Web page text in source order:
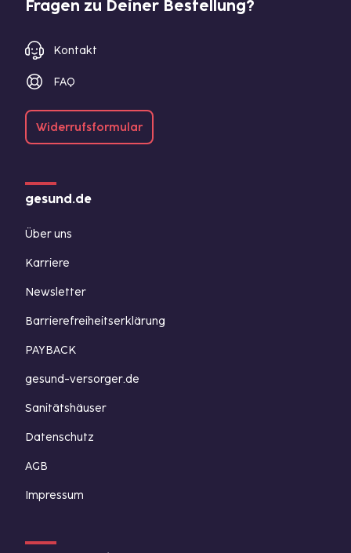
Fragen zu Deiner Bestellung?
Kontakt
FAQ
Widerrufsformular
gesund.de
Über uns
Karriere
Newsletter
Barrierefreiheitserklärung
PAYBACK
gesund-versorger.de
Sanitätshäuser
Datenschutz
AGB
Impressum